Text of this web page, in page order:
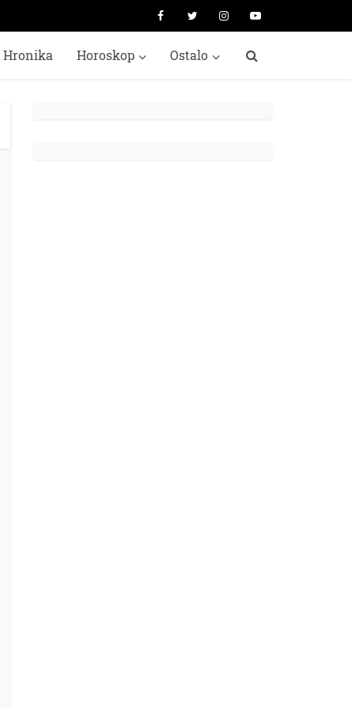
Hronika Horoskop Ostalo